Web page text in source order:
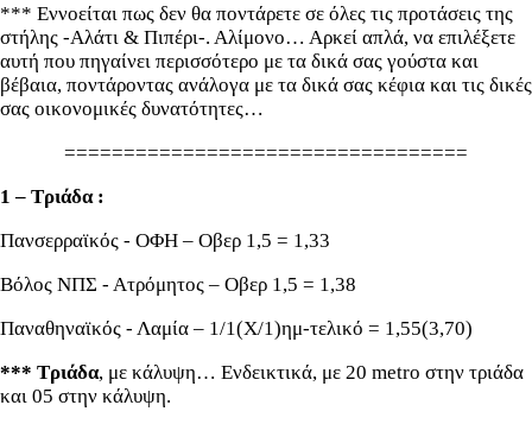
*** Εννοείται πως δεν θα ποντάρετε σε όλες τις προτάσεις της
στήλης -Αλάτι & Πιπέρι-. Αλίμονο… Αρκεί απλά, να επιλέξετε
αυτή που πηγαίνει περισσότερο με τα δικά σας γούστα και
βέβαια, ποντάροντας ανάλογα με τα δικά σας κέφια και τις δικές
σας οικονομικές δυνατότητες…
==================================
1 – Τριάδα :
Πανσερραϊκός - ΟΦΗ – Οβερ 1,5 = 1,33
Βόλος ΝΠΣ - Ατρόμητος – Οβερ 1,5 = 1,38
Παναθηναϊκός - Λαμία – 1/1(Χ/1)ημ-τελικό = 1,55(3,70)
*** Τριάδα, με κάλυψη… Ενδεικτικά, με 20 metro στην τριάδα
και 05 στην κάλυψη.